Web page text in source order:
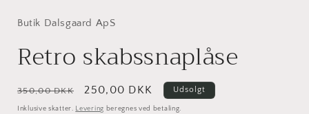
Butik Dalsgaard ApS
Retro skabssnaplåse
Normalpris
350,00 DKK Udsalgspris
250,00 DKK Udsolgt
Inklusive skatter. Levering beregnes ved betaling.